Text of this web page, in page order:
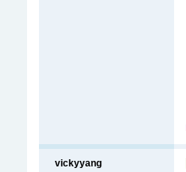
vickyyang